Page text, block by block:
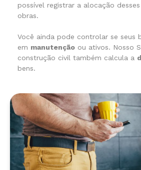
possível registrar a alocação
obras.
Você ainda pode controlar se seus
em manutenção ou ativos. Nosso
construção civil também calcula a
bens.